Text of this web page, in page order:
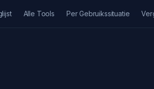
Alle Tools Per Gebruikssituatie